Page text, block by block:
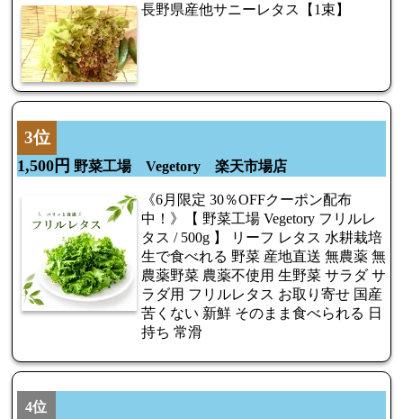
長野県産他サニーレタス【1束】
3位
1,500円 野菜工場 Vegetory 楽天市場店
《6月限定 30％OFFクーポン配布
中！》【 野菜工場 Vegetory フリルレ
タス / 500g 】 リーフ レタス 水耕栽培
生で食べれる 野菜 産地直送 無農薬 無
農薬野菜 農薬不使用 生野菜 サラダ サ
ラダ用 フリルレタス お取り寄せ 国産
苦くない 新鮮 そのまま食べられる 日
持ち 常滑
4位